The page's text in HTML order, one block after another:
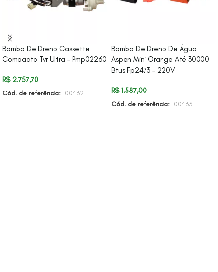
Bomba De Dreno Cassette
Compacto Tvr Ultra – Pmp02260
R$2.757,70
Cód. de referência: 100432
Bomba De Dreno De Água
Aspen Mini Orange Até 30000
Btus Fp2473 – 220V
R$1.587,00
Cód. de referência: 100433